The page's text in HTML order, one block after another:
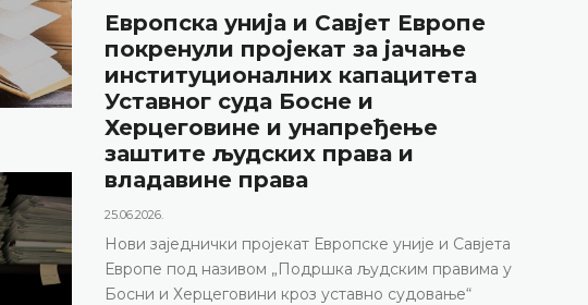
Европска унија и Савјет Европе
покренули пројекат за јачање
институционалних капацитета
Уставног суда Босне и
Херцеговине и унапређење
заштите људских права и
владавине права
25.06.2026.
Нови заједнички пројекат Европске уније и Савјета
Европе под називом „Подршка људским правима у
Босни и Херцеговини кроз уставно судовање“